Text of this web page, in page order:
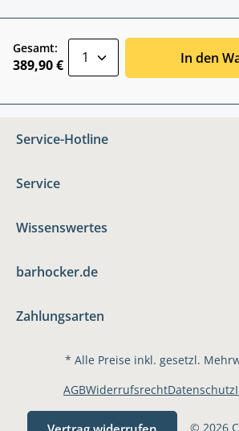
Gesamt:
389,90 € In den
Service-Hotline
Service
Wissenswertes
barhocker.de
Zahlungsarten
* Alle Preise inkl. gesetzl.
© 2026
AGBWiderrufsrechtDatenschutz